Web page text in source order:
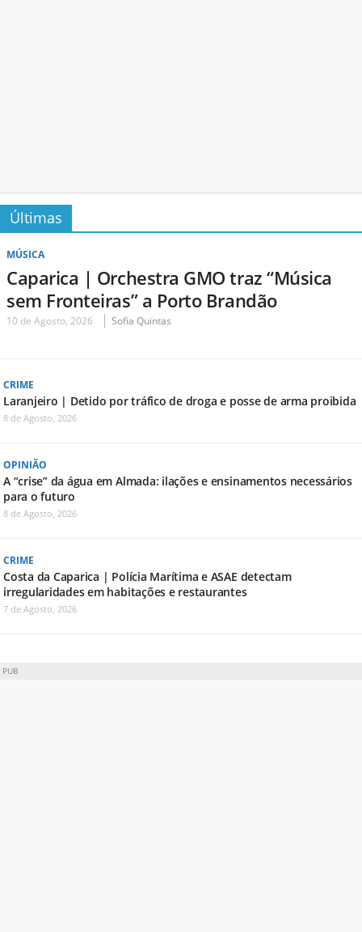
Últimas
MÚSICA
Caparica | Orchestra GMO traz “Música
sem Fronteiras” a Porto Brandão
10 de Agosto, 2026 Sofia Quintas
CRIME
Laranjeiro | Detido por tráfico de droga e posse de arma proibida
8 de Agosto, 2026
OPINIÃO
A “crise” da água em Almada: ilações e ensinamentos necessários
para o futuro
8 de Agosto, 2026
CRIME
Costa da Caparica | Polícia Marítima e ASAE detectam
irregularidades em habitações e restaurantes
7 de Agosto, 2026
PUB